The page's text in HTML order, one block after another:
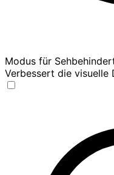
Modus für
Verbessert die visuelle